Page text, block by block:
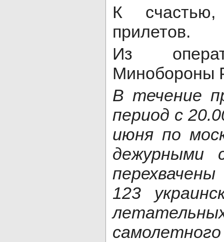
К
прилетов.
Из
Минобороны
В течение
период с
июня по
дежурными
123